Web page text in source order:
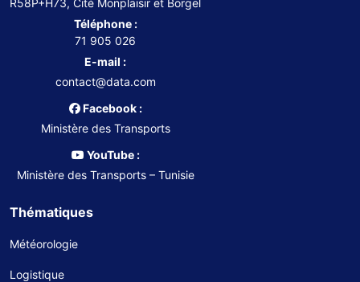
R58P+H73, Cité Monplaisir et Borgel
Téléphone :
71 905 026
E-mail :
contact@data.com
Facebook :
Ministère des Transports
YouTube :
Ministère des Transports – Tunisie
Thématiques
Météorologie
Logistique